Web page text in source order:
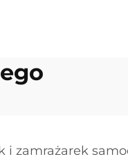
i zamrażarek